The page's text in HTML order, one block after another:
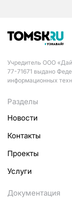
Учредитель ООО
77-71671 выдано
информационных
Разделы
Новости
Контакты
Проекты
Услуги
Документация